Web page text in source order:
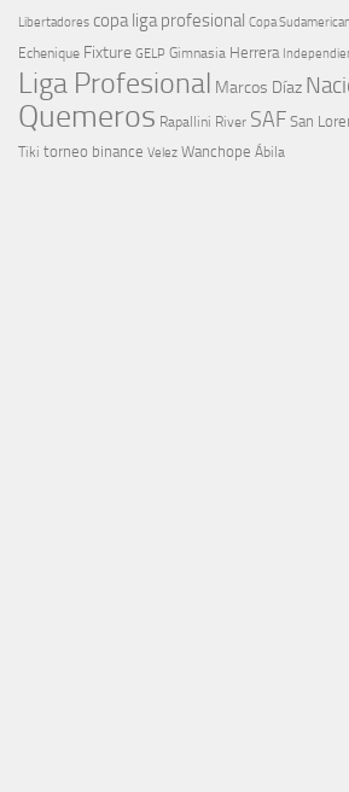
Libertadores copa liga profesional Copa
Echenique Fixture GELP Gimnasia Herrera
Liga Profesional Marcos Díaz
Quemeros Rapallini River SAF San
Tiki torneo binance Velez Wanchope Ábila